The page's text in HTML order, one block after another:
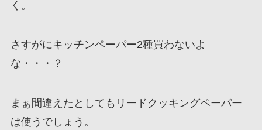
く。
さすがにキッチンペーパー2種買わないよ
な・・・？
まぁ間違えたとしてもリードクッキングペーパー
は使うでしょう。